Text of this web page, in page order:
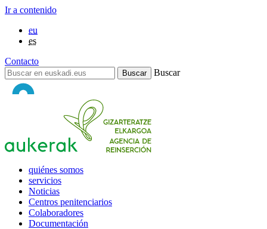
Ir a contenido
eu
es
Contacto
Buscar
quiénes somos
servicios
Noticias
Centros penitenciarios
Colaboradores
Documentación